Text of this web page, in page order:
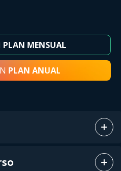
PLAN MENSUAL
PLAN ANUAL